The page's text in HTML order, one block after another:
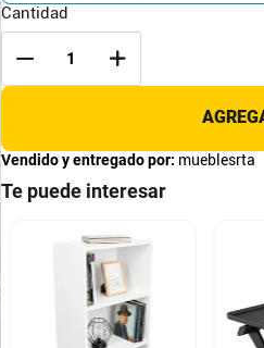
Cantidad
Vendido y entregado por: mueblesrta
Te puede interesar